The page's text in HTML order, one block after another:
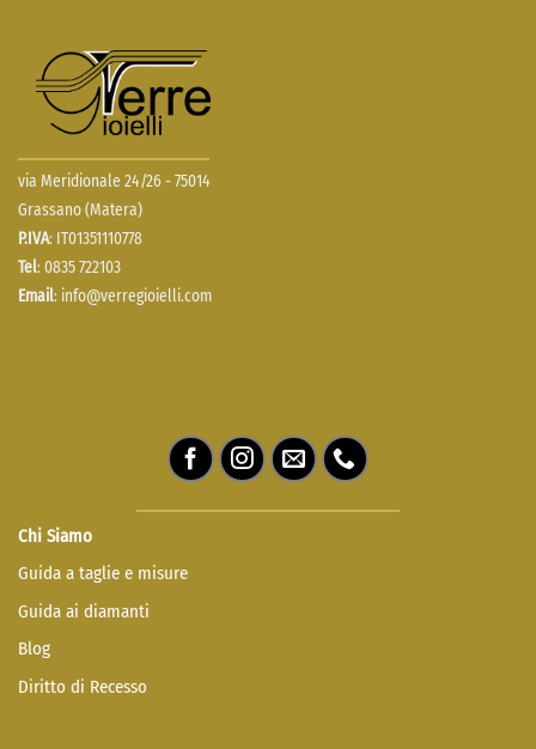
via Meridionale 24/26 - 75014
Grassano (Matera)
P.IVA: IT01351110778
Tel: 0835 722103
Email: info@verregioielli.com
Chi Siamo
Guida a taglie e misure
Guida ai diamanti
Blog
Diritto di Recesso